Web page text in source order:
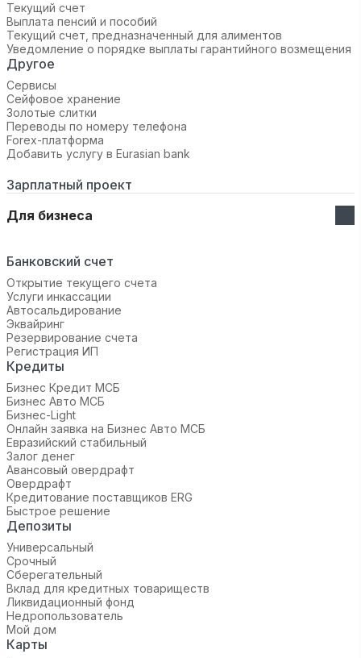
Текущий счет
Выплата пенсий и пособий
Текущий счет, предназначенный для алиментов
Уведомление о порядке выплаты гарантийного возмещения
Другое
Сервисы
Сейфовое хранение
Золотые слитки
Переводы по номеру телефона
Forex-платформа
Добавить услугу в Eurasian bank
Зарплатный проект
Для бизнеса
Банковский счет
Открытие текущего счета
Услуги инкассации
Автосальдирование
Эквайринг
Резервирование счета
Регистрация ИП
Кредиты
Бизнес Кредит МСБ
Бизнес Авто МСБ
Бизнес-Light
Онлайн заявка на Бизнес Авто МСБ
Евразийский стабильный
Залог денег
Авансовый овердрафт
Овердрафт
Кредитование поставщиков ERG
Быстрое решение
Депозиты
Универсальный
Срочный
Сберегательный
Вклад для кредитных товариществ
Ликвидационный фонд
Недропользователь
Мой дом
Карты